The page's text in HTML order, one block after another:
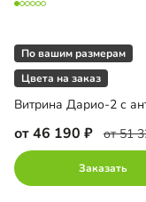
По вашим размерам
Цвета на заказ
от 46 190 от 51
Заказать